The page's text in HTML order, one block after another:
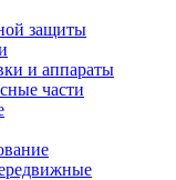
защиты
и аппараты
части